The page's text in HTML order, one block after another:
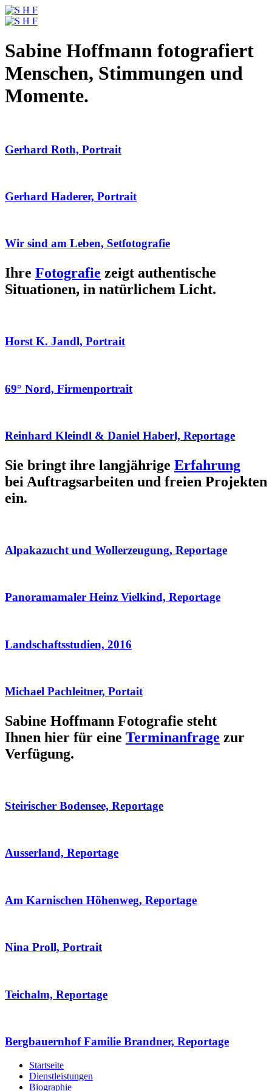
Sabine Hoffmann fotografiert
Menschen, Stimmungen und
Momente.
Gerhard Roth, Portrait
Gerhard Haderer, Portrait
Wir sind am Leben, Setfotografie
Ihre Fotografie zeigt authentische
Situationen, in natürlichem Licht.
Horst K. Jandl, Portrait
69° Nord, Firmenportrait
Reinhard Kleindl & Daniel Haberl, Reportage
Sie bringt ihre langjährige Erfahrung
bei Auftragsarbeiten und freien Projekten
ein.
Alpakazucht und Wollerzeugung, Reportage
Panoramamaler Heinz Vielkind, Reportage
Landschaftsstudien, 2016
Michael Pachleitner, Portait
Sabine Hoffmann Fotografie steht
Ihnen hier für eine Terminanfrage zur
Verfügung.
Steirischer Bodensee, Reportage
Ausserland, Reportage
Am Karnischen Höhenweg, Reportage
Nina Proll, Portrait
Teichalm, Reportage
Bergbauernhof Familie Brandner, Reportage
Startseite
Dienstleistungen
Biographie